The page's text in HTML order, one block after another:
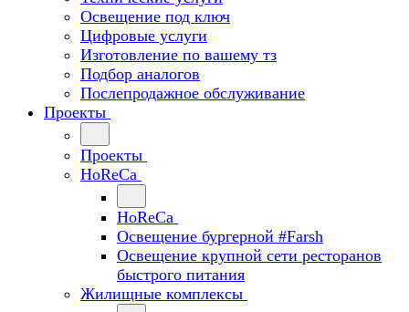
Освещение под ключ
Цифровые услуги
Изготовление по вашему тз
Подбор аналогов
Послепродажное обслуживание
Проекты
Проекты
HoReCa
HoReCa
Освещение бургерной #Farsh
Освещение крупной сети ресторанов
быстрого питания
Жилищные комплексы